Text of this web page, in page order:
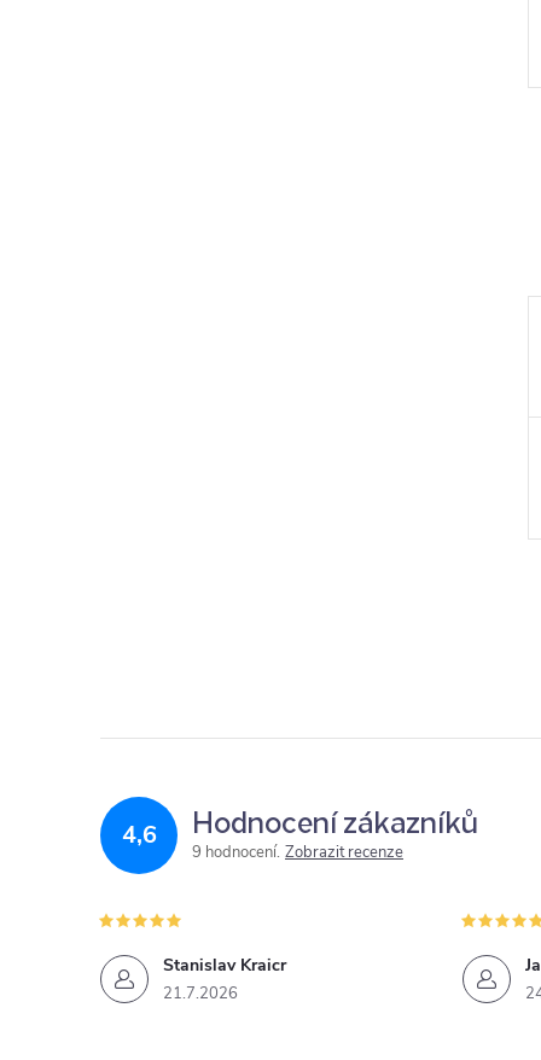
4,6 Hodnocení zákazníků
9 hodnocení Zobrazit recenze
Stanislav Kraicr
21.7.2026